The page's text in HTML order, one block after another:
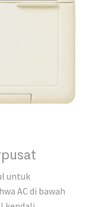
untuk
AC di bawah